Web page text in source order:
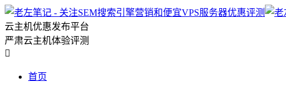
云主机优惠发布平台
严肃云主机体验评测

首页